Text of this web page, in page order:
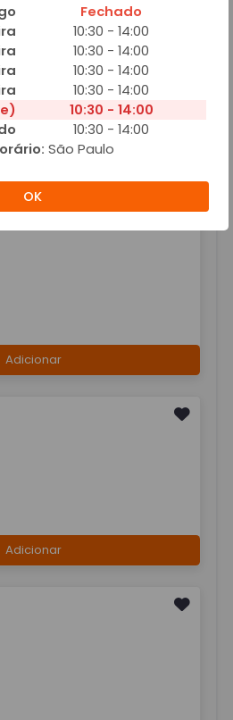
Adicionar
Adicionar
Adicionar
Fechado
10:30 - 14:00
10:30 - 14:00
10:30 - 14:00
10:30 - 14:00
10:30 - 14:00
10:30 - 14:00
São Paulo
OK